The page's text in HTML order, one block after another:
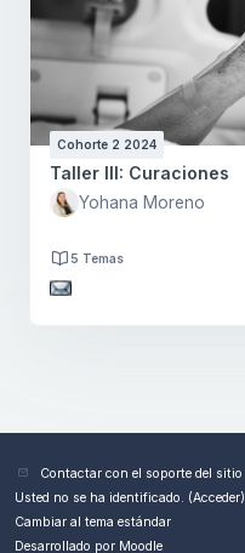
Cohorte 2 2024
Taller III: Curaciones
Yohana Moreno
5 Temas
Bloques
Contactar con el soporte del sitio
Usted no se ha identificado. (Acceder)
Cambiar al tema estándar
Desarrollado por Moodle